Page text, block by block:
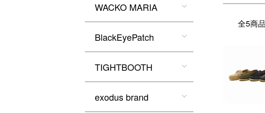
全5商品
WACKO MARIA
BlackEyePatch
TIGHTBOOTH
exodus brand